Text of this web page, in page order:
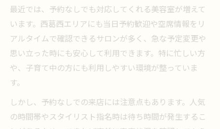
最近では、予約なしでも対応してくれる美容室が増えて
います。西葛西エリアにも当日予約歓迎や空席情報をリ
アルタイムで確認できるサロンが多く、急な予定変更や
思い立った時にも安心して利用できます。特に忙しい方
や、子育て中の方にも利用しやすい環境が整っていま
す。
しかし、予約なしでの来店には注意点もあります。人気
の時間帯やスタイリスト指名時は待ち時間が発生するこ